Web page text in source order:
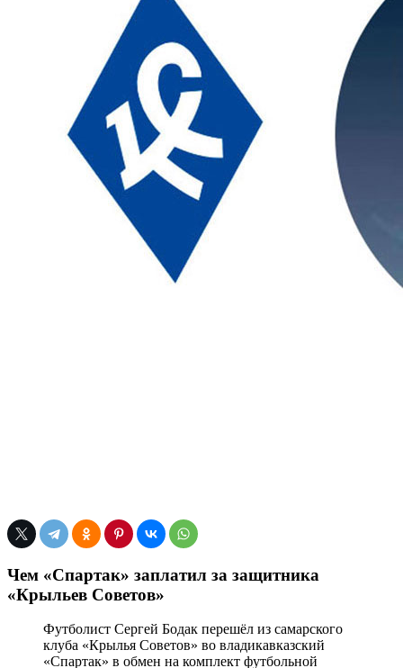
Чем «Спартак» заплатил за защитника
«Крыльев Советов»
Футболист Сергей Бодак перешёл из самарского
клуба «Крылья Советов» во владикавказский
«Спартак» в обмен на комплект футбольной